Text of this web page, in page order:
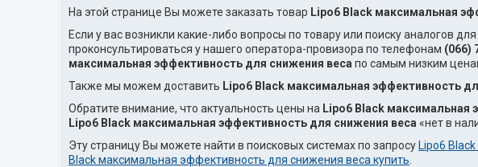
На этой странице Вы можете заказать товар Lipo6 Black максимальная
Если у вас возникли какие-либо вопросы по товару или поиску аналогов для
проконсультироваться у нашего оператора-провизора по телефонам (066)
максимальная эффективность для снижения веса по самым низким
Также мы можем доставить Lipo6 Black максимальная эффективность
Обратите внимание, что актуальность цены на Lipo6 Black максимальная
Lipo6 Black максимальная эффективность для снижения веса «нет в
Эту страницу Вы можете найти в поисковых системах по запросу Lipo6
Black максимальная эффективность для снижения веса купить